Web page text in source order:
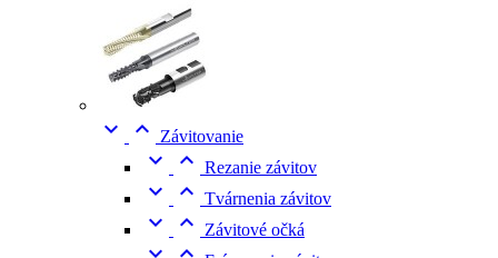
  Závitovanie
  Rezanie závitov
  Tvárnenia závitov
  Závitové očká